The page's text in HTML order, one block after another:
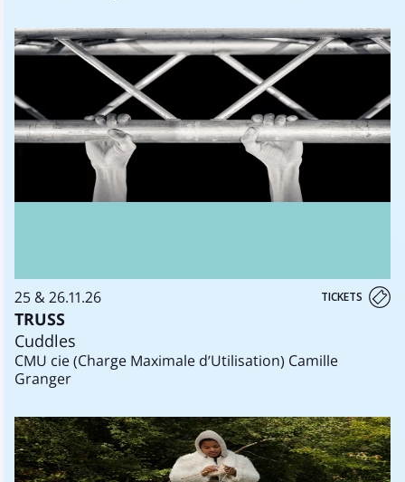
25 & 26.11.26 TICKETS
TRUSS
Cuddles
CMU cie (Charge Maximale d’Utilisation) Camille
Granger